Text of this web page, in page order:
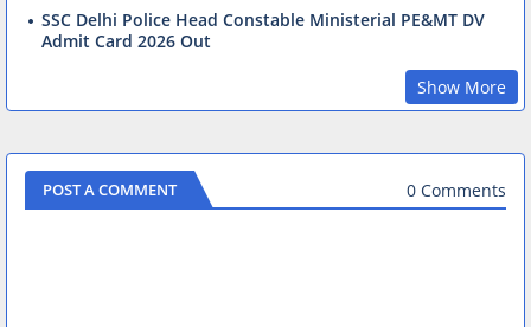
SSC Delhi Police Head Constable Ministerial PE&MT DV
Admit Card 2026 Out
Show More
POST A COMMENT 0 Comments